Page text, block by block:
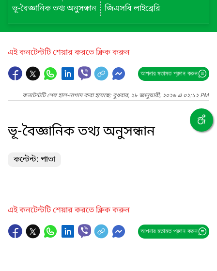
ভূ-বৈজ্ঞানিক তথ্য অনুসন্ধান
জিএসবি লাইব্রেরি
এই কনটেন্টটি শেয়ার করতে ক্লিক করুন
আপনার মতামত প্রদান করুন
কনটেন্টটি শেষ হাল-নাগাদ করা হয়েছে: বুধবার, ২৮ জানুয়ারী, ২০২৬ এ ০২:১২ PM
ভূ-বৈজ্ঞানিক তথ্য অনুসন্ধান
কন্টেন্ট: পাতা
এই কনটেন্টটি শেয়ার করতে ক্লিক করুন
আপনার মতামত প্রদান করুন